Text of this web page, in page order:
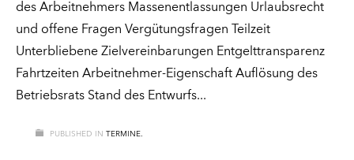
des Arbeitnehmers Massenentlassungen Urlaubsrecht
und offene Fragen Vergütungsfragen Teilzeit
Unterbliebene Zielvereinbarungen Entgelttransparenz
Fahrtzeiten Arbeitnehmer-Eigenschaft Auflösung des
Betriebsrats Stand des Entwurfs
PUBLISHED IN TERMINE.